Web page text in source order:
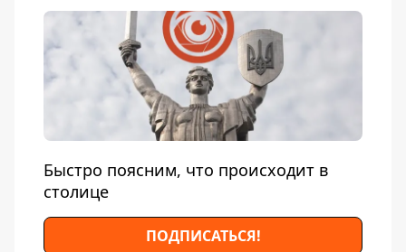
Быстро поясним, что происходит в
столице
ПОДПИСАТЬСЯ!